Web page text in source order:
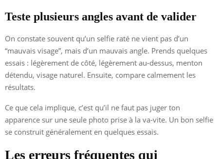
Teste plusieurs angles avant de valider
On constate souvent qu’un selfie raté ne vient pas d’un
“mauvais visage”, mais d’un mauvais angle. Prends quelques
essais : légèrement de côté, légèrement au-dessus, menton
détendu, visage naturel. Ensuite, compare calmement les
résultats.
Ce que cela implique, c’est qu’il ne faut pas juger ton
apparence sur une seule photo prise à la va-vite. Un bon selfie
se construit généralement en quelques essais.
Les erreurs fréquentes qui